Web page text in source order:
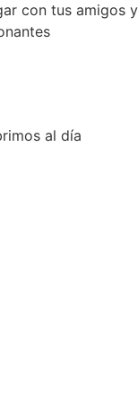
con tus amigos y
al día